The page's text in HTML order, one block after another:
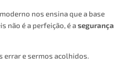
nos ensina que a base
não é a perfeição, é asegurança
errar e sermos acolhidos.